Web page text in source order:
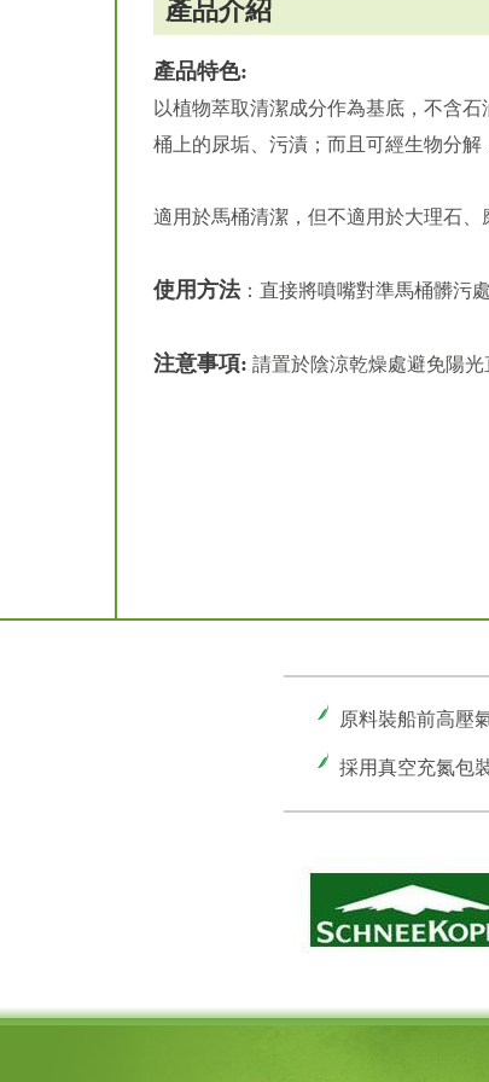
產品介紹
產品特色:
以植物萃取清潔成分作為基底，不含
桶上的尿垢、污漬；而且可經生物分解
適用於馬桶清潔，但不適用於大理石、
使用方法：直接將噴嘴對準馬桶髒污
注意事項: 請置於陰涼乾燥處避免陽
原料裝船前高壓
採用真空充氮包